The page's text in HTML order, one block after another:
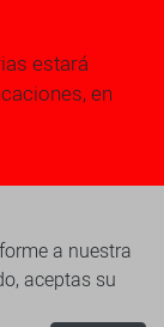
estará
en
a nuestra
aceptas su